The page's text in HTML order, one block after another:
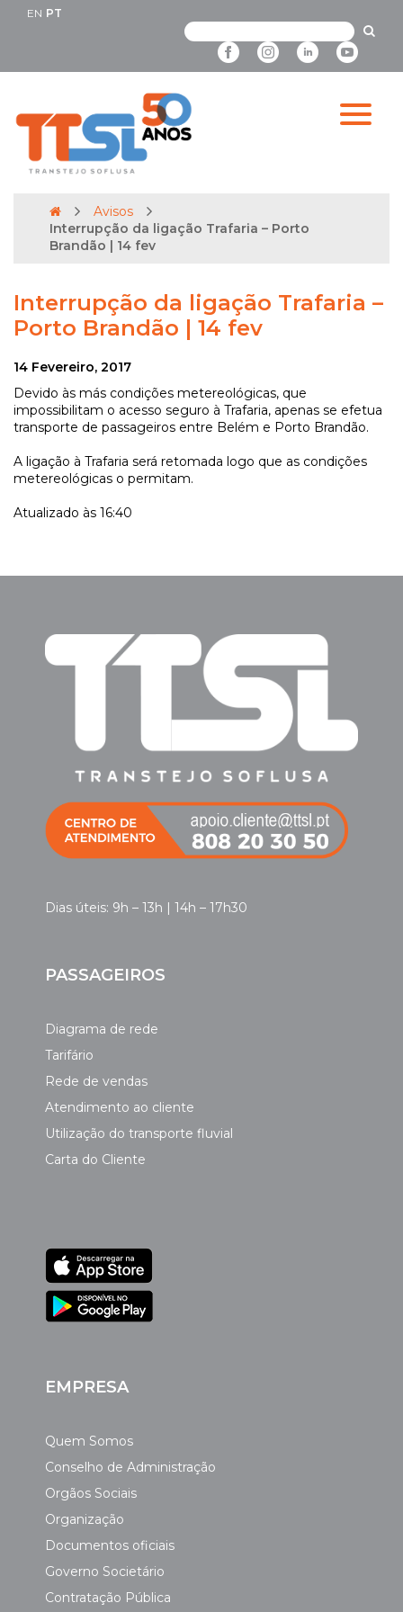
EN PT
Avisos
Interrupção da ligação Trafaria – Porto
Brandão | 14 fev
Interrupção da ligação Trafaria –
Porto Brandão | 14 fev
14 Fevereiro, 2017
Devido às más condições metereológicas, que
impossibilitam o acesso seguro à Trafaria, apenas se efetua
transporte de passageiros entre Belém e Porto Brandão.
A ligação à Trafaria será retomada logo que as condições
metereológicas o permitam.
Atualizado às 16:40
Dias úteis: 9h – 13h | 14h – 17h30
PASSAGEIROS
Diagrama de rede
Tarifário
Rede de vendas
Atendimento ao cliente
Utilização do transporte fluvial
Carta do Cliente
EMPRESA
Quem Somos
Conselho de Administração
Orgãos Sociais
Organização
Documentos oficiais
Governo Societário
Contratação Pública